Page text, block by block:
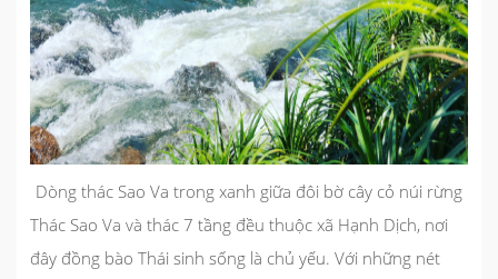
Dòng thác Sao Va trong xanh giữa đôi bờ cây cỏ núi rừng
Thác Sao Va và thác 7 tầng đều thuộc xã Hạnh Dịch, nơi
đây đồng bào Thái sinh sống là chủ yếu. Với những nét